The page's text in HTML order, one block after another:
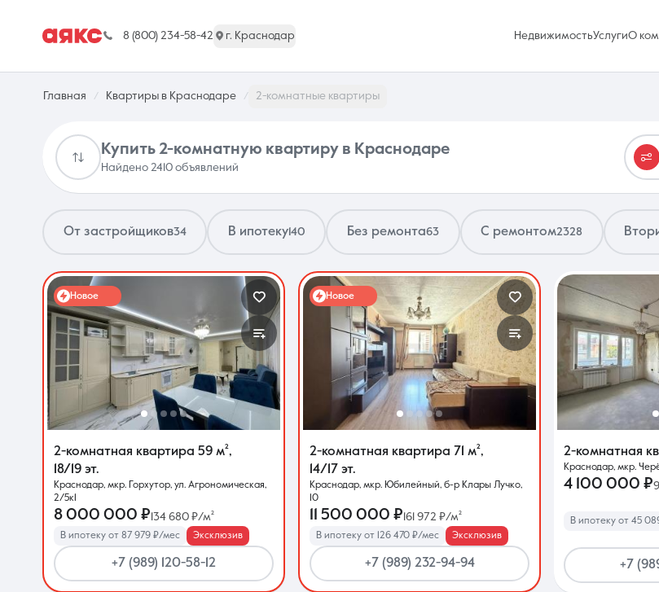
8 (800) 234-58-42 г. Краснодар НедвижимостьУслугиО
Недвижимость Услуги
О компании Контакты
8 (861) 297-00-00
Ежедневно с 08:30 до 20:00
Главная Квартиры в Краснодаре 2-комнатные квартиры
Купить 2-комнатную квартиру в Краснодаре
Найдено 2410 объявлений
От застройщиков34 В ипотеку140 Без ремонта63 С ремонтом2328
2-комнатная квартира 59 м²,
18/19 эт.
Краснодар, мкр. Горхутор, ул. Агрономическая,
2/5к1
8 000 000 ₽134 680 ₽/м²
В ипотеку от 87 979 ₽/мес Эксклюзив
+7 (989) 120-58-12
Новое
2-комнатная квартира 71 м²,
14/17 эт.
Краснодар, мкр. Юбилейный, б-р Клары Лучко,
10
11 500 000 ₽161 972 ₽/м²
В ипотеку от 126 470 ₽/мес Эксклюзив
+7 (989) 232-94-94
Новое
2-комнатная
Краснодар, мкр.
4 100 000 ₽
В ипотеку от 45
+7